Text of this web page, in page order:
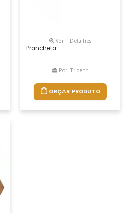
Ver + Detalhes
Prancheta
Por: Trident
ORÇAR PRODUTO